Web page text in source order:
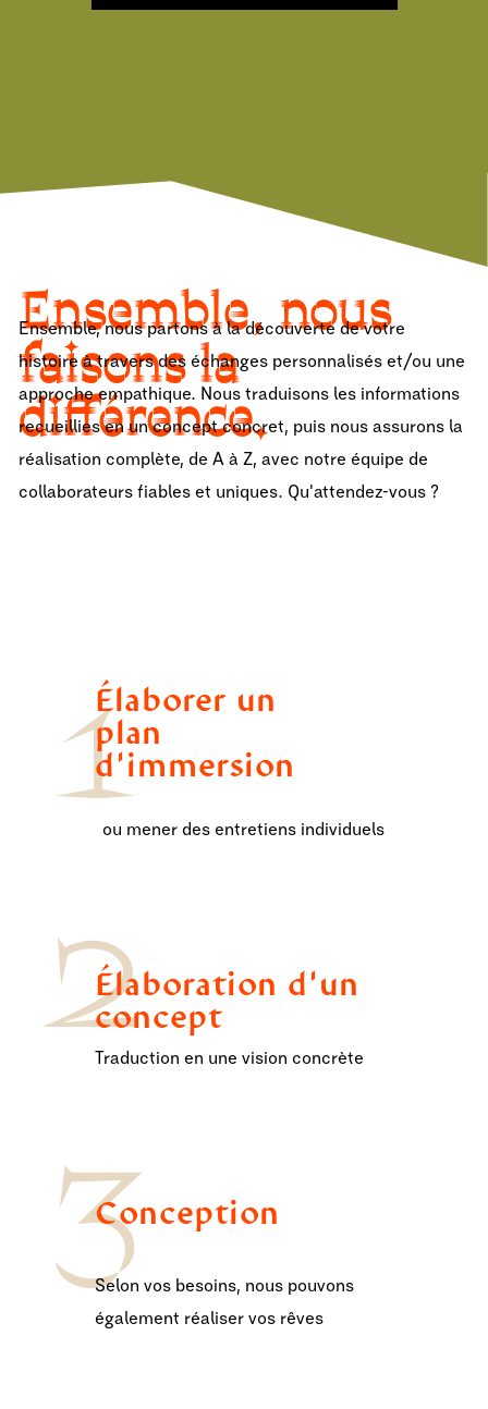
Ensemble, nous
faisons la
différence.
Ensemble, nous partons à la découverte de votre
histoire à travers des échanges personnalisés et/ou une
approche empathique. Nous traduisons les informations
recueillies en un concept concret, puis nous assurons la
réalisation complète, de A à Z, avec notre équipe de
collaborateurs fiables et uniques. Qu'attendez-vous ?
Élaborer un
plan
d'immersion
ou mener des entretiens individuels
1
Élaboration d'un
concept
Traduction en une vision concrète
Conception
Selon vos besoins, nous pouvons
également réaliser vos rêves
2
3